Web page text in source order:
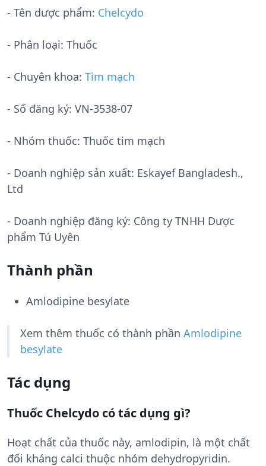
- Tên dược phẩm: Chelcydo
- Phân loại: Thuốc
- Chuyên khoa: Tim mạch
- Số đăng ký: VN-3538-07
- Nhóm thuốc: Thuốc tim mạch
- Doanh nghiệp sản xuất: Eskayef Bangladesh.,
Ltd
- Doanh nghiệp đăng ký: Công ty TNHH Dược
phẩm Tú Uyên
Thành phần
Amlodipine besylate
Xem thêm thuốc có thành phần Amlodipine
besylate
Tác dụng
Thuốc Chelcydo có tác dụng gì?
Hoạt chất của thuốc này, amlodipin, là một chất
đối kháng calci thuộc nhóm dehydropyridin.